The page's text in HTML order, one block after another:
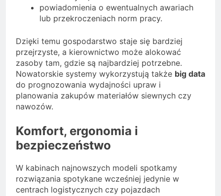
powiadomienia o ewentualnych awariach
lub przekroczeniach norm pracy.
Dzięki temu gospodarstwo staje się bardziej
przejrzyste, a kierownictwo może alokować
zasoby tam, gdzie są najbardziej potrzebne.
Nowatorskie systemy wykorzystują także big data
do prognozowania wydajności upraw i
planowania zakupów materiałów siewnych czy
nawozów.
Komfort, ergonomia i
bezpieczeństwo
W kabinach najnowszych modeli spotkamy
rozwiązania spotykane wcześniej jedynie w
centrach logistycznych czy pojazdach